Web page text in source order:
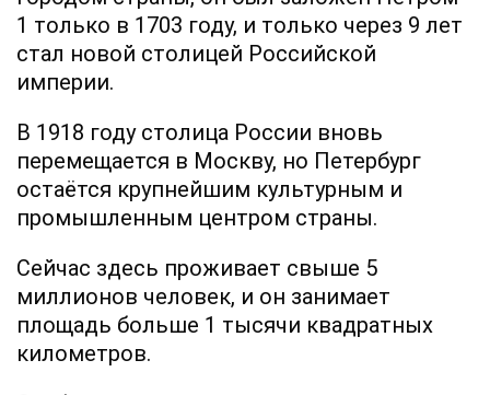
1 только в 1703 году, и только через 9 лет
стал новой столицей Российской
империи.
В 1918 году столица России вновь
перемещается в Москву, но Петербург
остаётся крупнейшим культурным и
промышленным центром страны.
Сейчас здесь проживает свыше 5
миллионов человек, и он занимает
площадь больше 1 тысячи квадратных
километров.